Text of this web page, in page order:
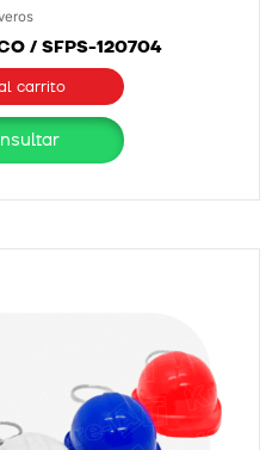
/ SFPS-120704
carrito